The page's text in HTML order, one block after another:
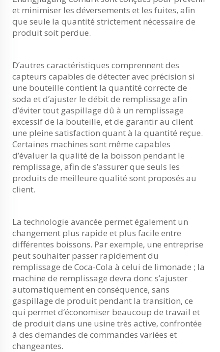
et minimiser les déversements et les fuites, afin
que seule la quantité strictement nécessaire de
produit soit perdue.
D’autres caractéristiques comprennent des
capteurs capables de détecter avec précision si
une bouteille contient la quantité correcte de
soda et d’ajuster le débit de remplissage afin
d’éviter tout gaspillage dû à un remplissage
excessif de la bouteille, et de garantir au client
une pleine satisfaction quant à la quantité reçue.
Certaines machines sont même capables
d’évaluer la qualité de la boisson pendant le
remplissage, afin de s’assurer que seuls les
produits de meilleure qualité sont proposés au
client.
La technologie avancée permet également un
changement plus rapide et plus facile entre
différentes boissons. Par exemple, une entreprise
peut souhaiter passer rapidement du
remplissage de Coca-Cola à celui de limonade ; la
machine de remplissage devra donc s’ajuster
automatiquement en conséquence, sans
gaspillage de produit pendant la transition, ce
qui permet d’économiser beaucoup de travail et
de produit dans une usine très active, confrontée
à des demandes de commandes variées et
changeantes.